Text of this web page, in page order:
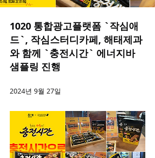
1020 통합광고플랫폼 `작심애
드`, 작심스터디카페, 해태제과
와 함께 `충전시간` 에너지바
샘플링 진행
2024년 9월 27일